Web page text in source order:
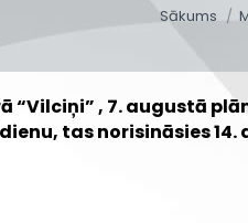
Sākums
“Vilciņi” , 7. augustā
tas norisināsies 14.